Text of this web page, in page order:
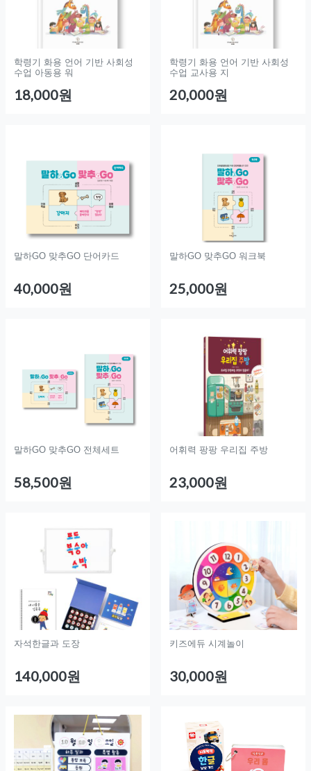
학령기 화용 언어 기반 사회성
수업 아동용 워
18,000원
학령기 화용 언어 기반 사회성
수업 교사용 지
20,000원
말하GO 맞추GO 단어카드
40,000원
말하GO 맞추GO 워크북
25,000원
말하GO 맞추GO 전체세트
58,500원
어휘력 팡팡 우리집 주방
23,000원
자석한글과 도장
140,000원
키즈에듀 시계놀이
30,000원